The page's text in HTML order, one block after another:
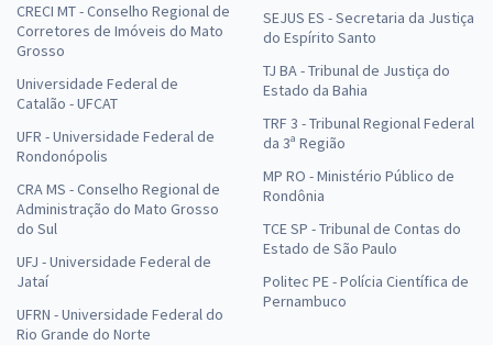
CRECI MT - Conselho Regional de
Corretores de Imóveis do Mato
Grosso
Universidade Federal de
Catalão - UFCAT
UFR - Universidade Federal de
Rondonópolis
CRA MS - Conselho Regional de
Administração do Mato Grosso
do Sul
UFJ - Universidade Federal de
Jataí
UFRN - Universidade Federal do
Rio Grande do Norte
SEJUS ES - Secretaria da Justiça
do Espírito Santo
TJ BA - Tribunal de Justiça do
Estado da Bahia
TRF 3 - Tribunal Regional Federal
da 3ª Região
MP RO - Ministério Público de
Rondônia
TCE SP - Tribunal de Contas do
Estado de São Paulo
Politec PE - Polícia Científica de
Pernambuco